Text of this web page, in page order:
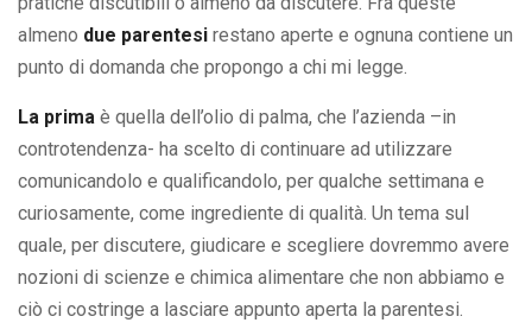
almeno due parentesi restano aperte e ognuna contiene un
punto di domanda che propongo a chi mi legge.
La prima è quella dell’olio di palma, che l’azienda –in
controtendenza- ha scelto di continuare ad utilizzare
comunicandolo e qualificandolo, per qualche settimana e
curiosamente, come ingrediente di qualità. Un tema sul
quale, per discutere, giudicare e scegliere dovremmo avere
nozioni di scienze e chimica alimentare che non abbiamo e
ciò ci costringe a lasciare appunto aperta la parentesi.